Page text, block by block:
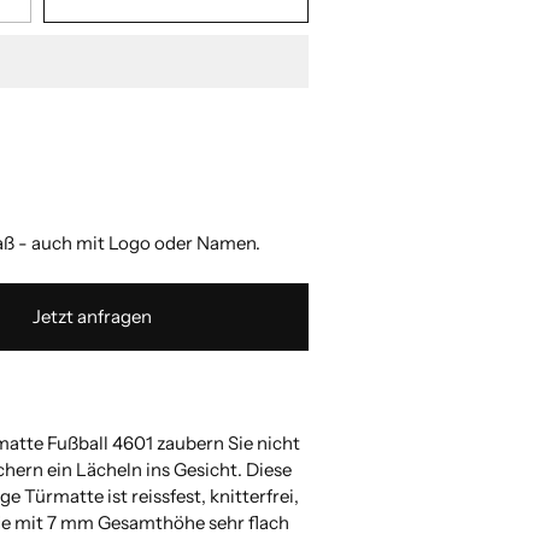
- auch mit Logo oder Namen.
Jetzt anfragen
Fußball 4601 zaubern Sie nicht
ein Lächeln ins Gesicht. Diese
Türmatte ist reissfest, knitterfrei,
mit 7 mm Gesamthöhe sehr flach